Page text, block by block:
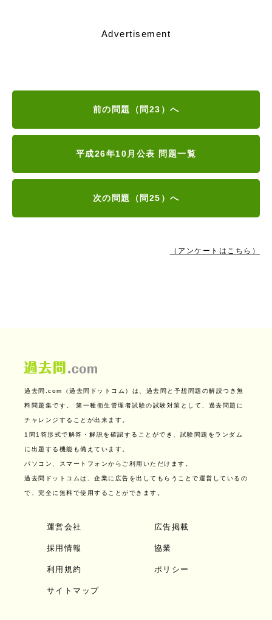
Advertisement
前の問題（問23）へ
平成26年10月公表 問題一覧
次の問題（問25）へ
（アンケートはこちら）
過去問.com（過去問ドットコム）は、過去問と予想問題の解説つき無
料問題集です。 第一種衛生管理者試験の試験対策として、過去問題に
チャレンジすることが出来ます。
1問1答形式で解答・解説を確認することができ、試験問題をランダム
に出題する機能も備えています。
パソコン、スマートフォンからご利用いただけます。
過去問ドットコムは、企業に広告を出してもらうことで運営しているの
で、完全に無料で使用することができます。
運営会社 広告掲載
採用情報 協業
利用規約 ポリシー
サイトマップ